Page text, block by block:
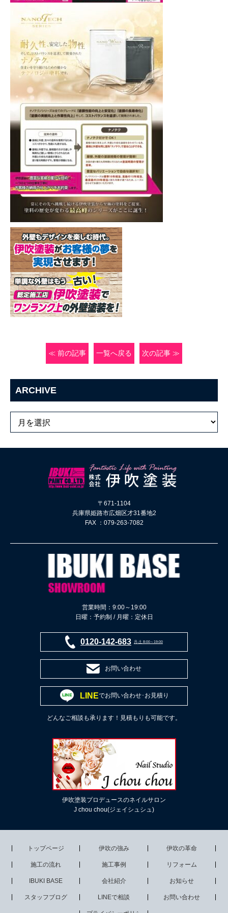
≪ 前の記事 一覧へ戻る 次の記事 ≫
ARCHIVE
〒671-1104
兵庫県姫路市広畑区才31番地2
FAX ：079-263-7082
営業時間：9:00～19:00
日曜：予約制 / 月曜：定休日
0120-142-683 月-土 8:00～19:00
お問い合わせ
LINEでお問い合わせ･お見積り
どんなご相談も承ります！見積もりも可能です。
伊吹塗装プロデュースのネイルサロン
J chou chou(ジェイシュシュ)
トップページ 伊吹の強み 伊吹の革命
施工の流れ 施工事例 リフォーム
IBUKI BASE 会社紹介 お知らせ
スタッフブログ LINEで相談 お問い合わせ